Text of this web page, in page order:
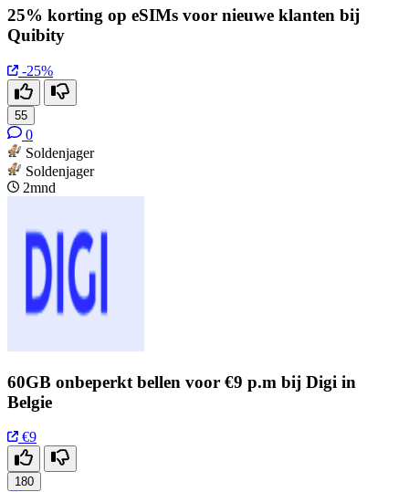
25% korting op eSIMs voor nieuwe klanten bij
Quibity
-25%
55
0
Soldenjager
Soldenjager
2mnd
60GB onbeperkt bellen voor €9 p.m bij Digi in
Belgie
€9
180